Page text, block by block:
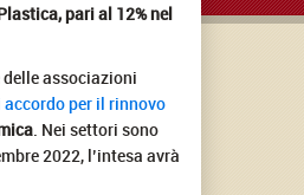
pari al 12% nel
associazioni
per il rinnovo
. Nei settori sono
2022, l’intesa avrà